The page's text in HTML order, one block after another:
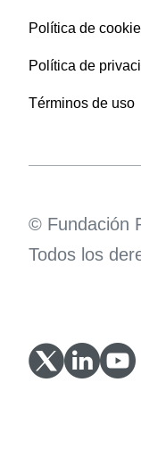
Política de
Política de
Términos de uso
© Fundación
Todos los